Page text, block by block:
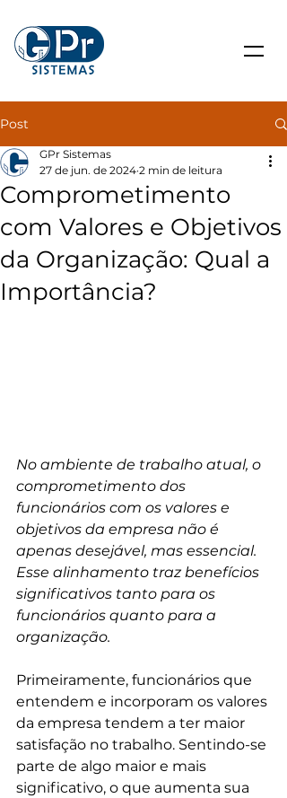
Post
Comprometimento
com Valores e Objetivos
da Organização: Qual a
Importância?
GPr Sistemas
27 de jun. de 2024 2 min de leitura
No ambiente de trabalho atual, o
comprometimento dos
funcionários com os valores e
objetivos da empresa não é
apenas desejável, mas essencial.
Esse alinhamento traz benefícios
significativos tanto para os
funcionários quanto para a
organização.
Primeiramente, funcionários que
entendem e incorporam os valores
da empresa tendem a ter maior
satisfação no trabalho. Sentindo-se
parte de algo maior e mais
significativo, o que aumenta sua